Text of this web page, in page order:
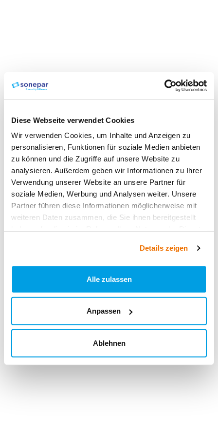
Diese Webseite verwendet Cookies
Wir verwenden Cookies, um Inhalte und Anzeigen zu
personalisieren, Funktionen für soziale Medien anbieten
zu können und die Zugriffe auf unsere Website zu
analysieren. Außerdem geben wir Informationen zu Ihrer
Verwendung unserer Website an unsere Partner für
soziale Medien, Werbung und Analysen weiter. Unsere
Partner führen diese Informationen möglicherweise mit
weiteren Daten zusammen, die Sie ihnen bereitgestellt
Details zeigen
Alle zulassen
Anpassen
Ablehnen